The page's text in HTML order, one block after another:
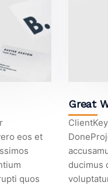
eos et
quos
Great
ducimus